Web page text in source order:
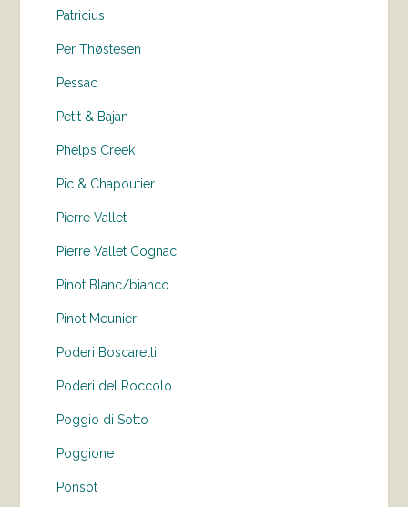
Patricius
Per Thøstesen
Pessac
Petit & Bajan
Phelps Creek
Pic & Chapoutier
Pierre Vallet
Pierre Vallet Cognac
Pinot Blanc/bianco
Pinot Meunier
Poderi Boscarelli
Poderi del Roccolo
Poggio di Sotto
Poggione
Ponsot